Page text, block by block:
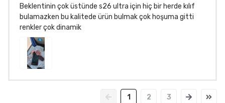
Beklentinin çok üstünde s26 ultra için hiç bir herde kılıf
bulamazken bu kalitede ürün bulmak çok hoşuma gitti
renkler çok dinamik
1 2 3